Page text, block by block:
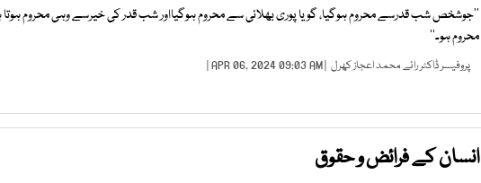
’’جوشخص شب قدرسے محروم ہوگیا، گویا پوری بھلائی سے محروم ہوگیااور شب قدر کی خیرسے وہی محروم
محروم ہو۔‘‘
پروفیسر ڈاکٹر رائے محمد اعجاز کھرل | APR 06, 2024 09:03 AM |
انسان کے فرائض و حقوق